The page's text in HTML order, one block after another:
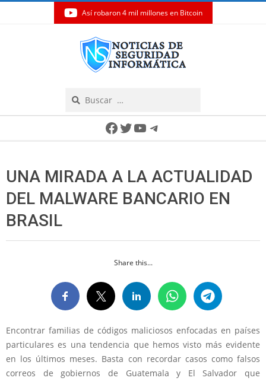
Así robaron 4 mil millones en Bitcoin
Facebook
Twitter
YouTube
Telegram
UNA MIRADA A LA ACTUALIDAD
DEL MALWARE BANCARIO EN
BRASIL
Share this...
Encontrar familias de códigos maliciosos enfocadas en países
particulares es una tendencia que hemos visto más evidente
en los últimos meses. Basta con recordar casos como falsos
correos de gobiernos de Guatemala y El Salvador que